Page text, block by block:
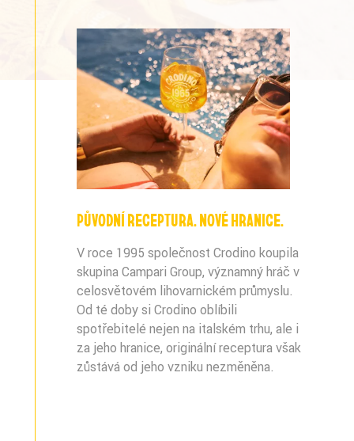
PŮVODNÍ RECEPTURA. NOVÉ HRANICE.
V roce 1995 společnost Crodino koupila
skupina Campari Group, významný hráč v
celosvětovém lihovarnickém průmyslu.
Od té doby si Crodino oblíbili
spotřebitelé nejen na italském trhu, ale i
za jeho hranice, originální receptura však
zůstává od jeho vzniku nezměněna.